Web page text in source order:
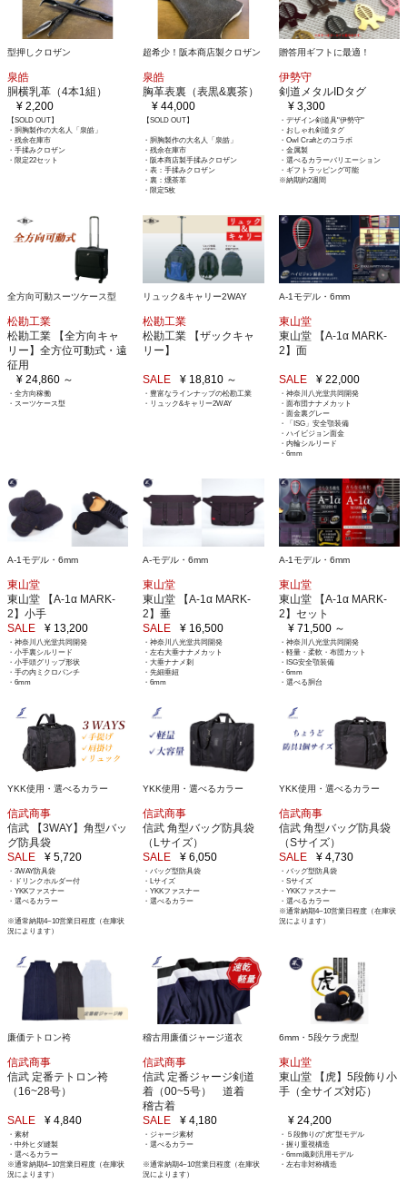
型押しクロザン
泉皓
胴横乳革（4本1組）
¥ 2,200
【SOLD OUT】
・胴胸製作の大名人「泉皓」
・残余在庫市
・手揉みクロザン
・限定22セット
超希少！阪本商店製クロザン
泉皓
胸革表裏（表黒&裏茶）
¥ 44,000
【SOLD OUT】
・胴胸製作の大名人「泉皓」
・残余在庫市
・阪本商店製手揉みクロザン
・表：手揉みクロザン
・裏：燻茶革
・限定5枚
贈答用ギフトに最適！
伊勢守
剣道メタルIDタグ
¥ 3,300
・デザイン剣道具"伊勢守"
・おしゃれ剣道タグ
・Owl Craftとのコラボ
・金属製
・選べるカラーバリエーション
・ギフトラッピング可能
※納期約2週間
全方向可動スーツケース型
松勘工業
松勘工業 【全方向キャ
リー】全方位可動式・遠
征用
¥ 24,860 ～
・全方向稼働
・スーツケース型
リュック&キャリー2WAY
松勘工業
松勘工業 【ザックキャ
リー】
¥ 18,810 ～
SALE
・豊富なラインナップの松勘工業
・リュック&キャリー2WAY
A-1モデル・6mm
東山堂
東山堂 【A-1α MARK-
2】面
¥ 22,000
SALE
・神奈川八光堂共同開発
・面布団ナナメカット
・面金裏グレー
・「ISG」安全顎装備
・ハイビジョン面金
・内輪シルリード
・6mm
A-1モデル・6mm
東山堂
東山堂 【A-1α MARK-
2】小手
¥ 13,200
SALE
・神奈川八光堂共同開発
・小手裏シルリード
・小手頭グリップ形状
・手の内ミクロパンチ
・6mm
A-モデル・6mm
東山堂
東山堂 【A-1α MARK-
2】垂
¥ 16,500
SALE
・神奈川八光堂共同開発
・左右大垂ナナメカット
・大垂ナナメ刺
・先細垂紐
・6mm
A-1モデル・6mm
東山堂
東山堂 【A-1α MARK-
2】セット
¥ 71,500 ～
・神奈川八光堂共同開発
・軽量・柔軟・布団カット
・ISG安全顎装備
・6mm
・選べる胴台
YKK使用・選べるカラー
信武商事
信武 【3WAY】角型バッ
グ防具袋
¥ 5,720
SALE
・3WAY防具袋
・ドリンクホルダー付
・YKKファスナー
・選べるカラー
※通常納期4~10営業日程度（在庫状
況によります）
YKK使用・選べるカラー
信武商事
信武 角型バッグ防具袋
（Lサイズ）
¥ 6,050
SALE
・バッグ型防具袋
・Lサイズ
・YKKファスナー
・選べるカラー
YKK使用・選べるカラー
信武商事
信武 角型バッグ防具袋
（Sサイズ）
¥ 4,730
SALE
・バッグ型防具袋
・Sサイズ
・YKKファスナー
・選べるカラー
※通常納期4~10営業日程度（在庫状
況によります）
廉価テトロン袴
信武商事
信武 定番テトロン袴
（16~28号）
¥ 4,840
SALE
・素材
・中外ヒダ縫製
・選べるカラー
※通常納期4~10営業日程度（在庫状
況によります）
稽古用廉価ジャージ道衣
信武商事
信武 定番ジャージ剣道
着（00~5号） 道着
稽古着
¥ 4,180
SALE
・ジャージ素材
・選べるカラー
※通常納期4~10営業日程度（在庫状
況によります）
6mm・5段ケラ虎型
東山堂
東山堂 【虎】5段飾り小
手（全サイズ対応）
¥ 24,200
・５段飾りの”虎”型モデル
・握り重視構造
・6mm織刺汎用モデル
・左右非対称構造